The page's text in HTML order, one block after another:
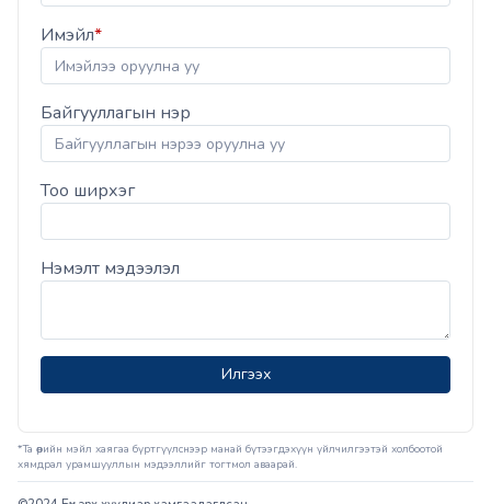
Имэйл*
Байгууллагын нэр
Тоо ширхэг
Нэмэлт мэдээлэл
Илгээх
*Та өөрийн мэйл хаягаа бүртгүүлснээр манай бүтээгдэхүүн үйлчилгээтэй холбоотой
хямдрал урамшууллын мэдээллийг тогтмол аваарай.